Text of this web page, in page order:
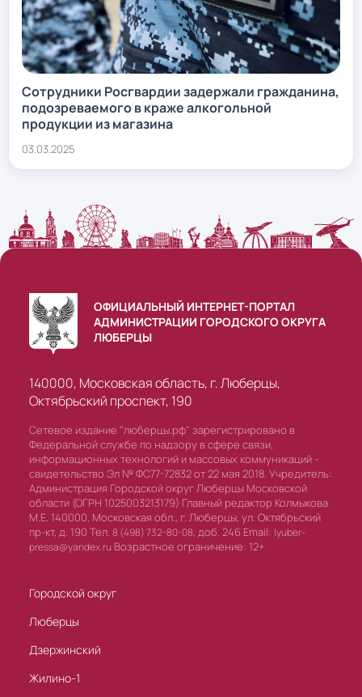
Сотрудники Росгвардии задержали гражданина,
подозреваемого в краже алкогольной
продукции из магазина
03.03.2025
ОФИЦИАЛЬНЫЙ ИНТЕРНЕТ-ПОРТАЛ
АДМИНИСТРАЦИИ ГОРОДСКОГО ОКРУГА
ЛЮБЕРЦЫ
140000, Московская область, г. Люберцы,
Октябрьский проспект, 190
Сетевое издание "люберцы.рф" зарегистрировано в
Федеральной службе по надзору в сфере связи,
информационных технологий и массовых коммуникаций -
свидетельство Эл № ФС77-72832 от 22 мая 2018. Учредитель:
Администрация Городской округ Люберцы Московской
области (ОГРН 1025003213179) Главный редактор Колмыкова
М.Е. 140000, Московская обл., г. Люберцы, ул. Октябрьский
пр-кт, д. 190 Тел. 8 (498) 732-80-08, доб. 246 Email: lyuber-
pressa@yandex.ru Возрастное ограничение: 12+
Городской округ
Люберцы
Дзержинский
Жилино-1